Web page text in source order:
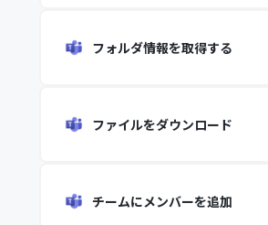
フォルダ情報を取得する
ファイルをダウンロード
チームにメンバーを追加